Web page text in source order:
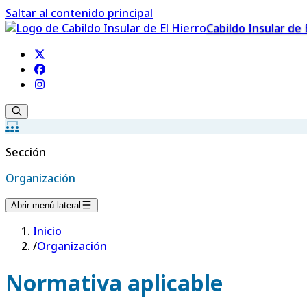
Saltar al contenido principal
Cabildo Insular de
Sección
Organización
Abrir menú lateral
Inicio
/Organización
Normativa aplicable